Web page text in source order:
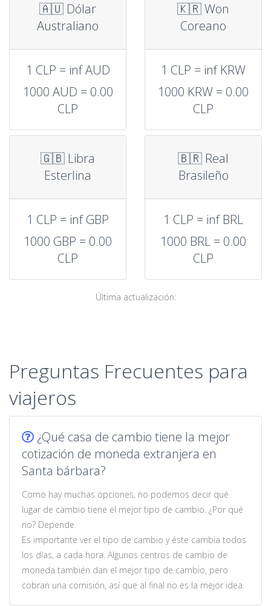
🇦🇺 Dólar
Australiano
1 CLP = inf AUD
1000 AUD = 0.00
CLP
🇰🇷 Won
Coreano
1 CLP = inf KRW
1000 KRW = 0.00
CLP
🇬🇧 Libra
Esterlina
1 CLP = inf GBP
1000 GBP = 0.00
CLP
🇧🇷 Real
Brasileño
1 CLP = inf BRL
1000 BRL = 0.00
CLP
Última actualización:
Preguntas Frecuentes para
viajeros
¿Qué casa de cambio tiene la mejor
cotización de moneda extranjera en
Santa bárbara?
Como hay muchas opciones, no podemos decir qué
lugar de cambio tiene el mejor tipo de cambio. ¿Por qué
no? Depende.
Es importante ver el tipo de cambio y éste cambia todos
los días, a cada hora. Algunos centros de cambio de
moneda también dan el mejor tipo de cambio, pero
cobran una comisión, así que al final no es la mejor idea.